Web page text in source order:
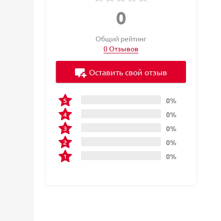
0
Общий рейтинг
0 Отзывов
0%
0%
0%
0%
0%
Оставить свой отзыв